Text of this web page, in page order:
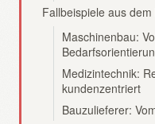
Fallbeispiele aus dem
Maschinenbau:
Medizintechnik:
kundenzentriert
Bauzulieferer: